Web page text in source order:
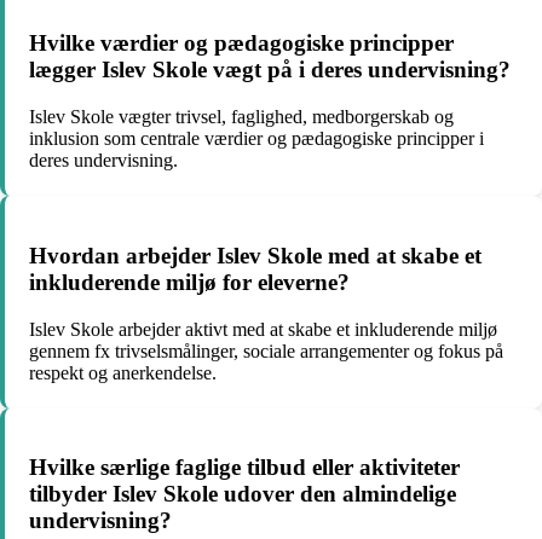
Hvilke værdier og pædagogiske principper
lægger Islev Skole vægt på i deres undervisning?
Islev Skole vægter trivsel, faglighed, medborgerskab og
inklusion som centrale værdier og pædagogiske principper i
deres undervisning.
Hvordan arbejder Islev Skole med at skabe et
inkluderende miljø for eleverne?
Islev Skole arbejder aktivt med at skabe et inkluderende miljø
gennem fx trivselsmålinger, sociale arrangementer og fokus på
respekt og anerkendelse.
Hvilke særlige faglige tilbud eller aktiviteter
tilbyder Islev Skole udover den almindelige
undervisning?